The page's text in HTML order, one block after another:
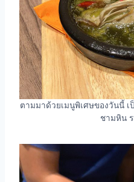
ตามมาด้วยเมนูพิเศษของวันนี้ เ
ชามหิน